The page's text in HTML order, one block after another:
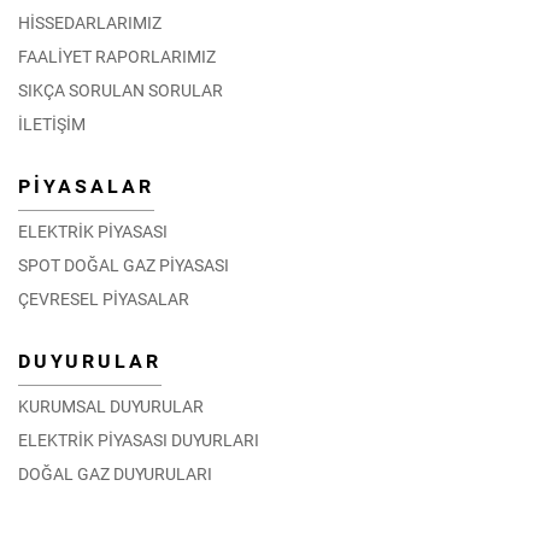
HİSSEDARLARIMIZ
FAALİYET RAPORLARIMIZ
SIKÇA SORULAN SORULAR
İLETİŞİM
PİYASALAR
ELEKTRİK PİYASASI
SPOT DOĞAL GAZ PİYASASI
ÇEVRESEL PİYASALAR
DUYURULAR
KURUMSAL DUYURULAR
ELEKTRİK PİYASASI DUYURLARI
DOĞAL GAZ DUYURULARI